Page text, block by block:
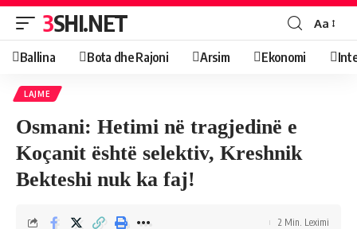
3SHI.NET Aa
Ballina Bota dhe Rajoni Arsim Ekonomi
LAJME
Osmani: Hetimi në tragjedinë e
Koçanit është selektiv, Kreshnik
Bekteshi nuk ka faj!
2 Min. Leximi